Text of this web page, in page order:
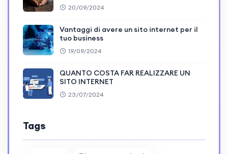
20/09/2024
Vantaggi di avere un sito internet per il
tuo business
19/09/2024
QUANTO COSTA FAR REALIZZARE UN
SITO INTERNET
23/07/2024
Tags